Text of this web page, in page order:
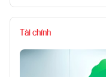
Tài chính